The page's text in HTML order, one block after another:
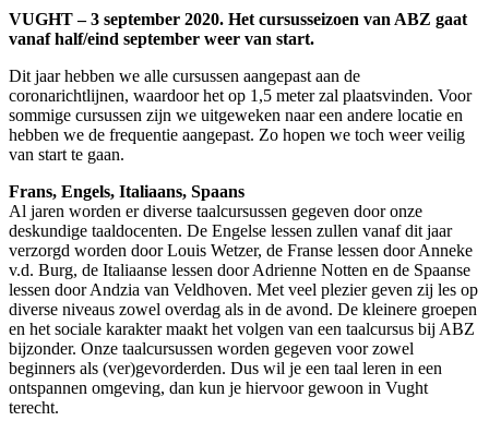
VUGHT – 3 september 2020. Het cursusseizoen van ABZ gaat
vanaf half/eind september weer van start.
Dit jaar hebben we alle cursussen aangepast aan de
coronarichtlijnen, waardoor het op 1,5 meter zal plaatsvinden. Voor
sommige cursussen zijn we uitgeweken naar een andere locatie en
hebben we de frequentie aangepast. Zo hopen we toch weer veilig
van start te gaan.
Frans, Engels, Italiaans, Spaans
Al jaren worden er diverse taalcursussen gegeven door onze
deskundige taaldocenten. De Engelse lessen zullen vanaf dit jaar
verzorgd worden door Louis Wetzer, de Franse lessen door Anneke
v.d. Burg, de Italiaanse lessen door Adrienne Notten en de Spaanse
lessen door Andzia van Veldhoven. Met veel plezier geven zij les op
diverse niveaus zowel overdag als in de avond. De kleinere groepen
en het sociale karakter maakt het volgen van een taalcursus bij ABZ
bijzonder. Onze taalcursussen worden gegeven voor zowel
beginners als (ver)gevorderden. Dus wil je een taal leren in een
ontspannen omgeving, dan kun je hiervoor gewoon in Vught
terecht.